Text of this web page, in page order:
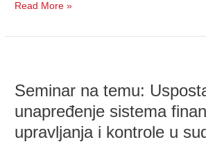
Read More »
Seminar na temu:
unapređenje sistema
upravljanja i kontrole u
temu:
Uspostavljanje
i
unapređenje